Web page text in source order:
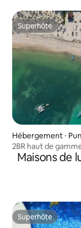
Superhôte
Superhôte
Hébergement ⋅
2BR haut de
Marcher jusqu'à la
Maisons de
Superhôte
Superhôte